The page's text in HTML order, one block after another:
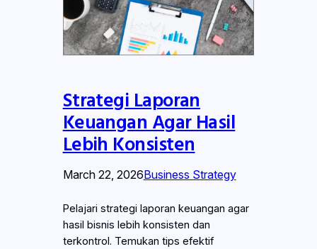
Strategi Laporan
Keuangan Agar Hasil
Lebih Konsisten
March 22, 2026Business Strategy
Pelajari strategi laporan keuangan agar
hasil bisnis lebih konsisten dan
terkontrol. Temukan tips efektif